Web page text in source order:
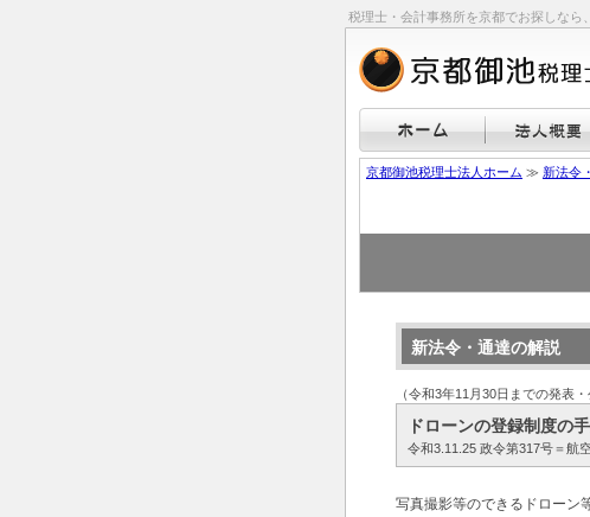
税理士・会計事務所を京都でお探しなら
京都御池税理士法人ホーム ≫ 新法令
新法令・通達の解説
（令和3年11月30日までの発表・
ドローンの登録制度の
令和3.11.25 政令第317号＝航
写真撮影等のできるドローン